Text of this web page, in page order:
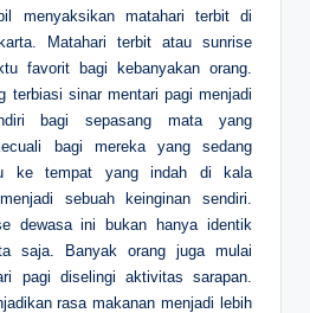
menyaksikan matahari terbit di
Matahari terbit atau sunrise
favorit bagi kebanyakan orang.
terbiasi sinar mentari pagi menjadi
bagi sepasang mata yang
bagi mereka yang sedang
ke tempat yang indah di kala
sebuah keinginan sendiri.
dewasa ini bukan hanya identik
saja. Banyak orang juga mulai
pagi diselingi aktivitas sarapan.
rasa makanan menjadi lebih